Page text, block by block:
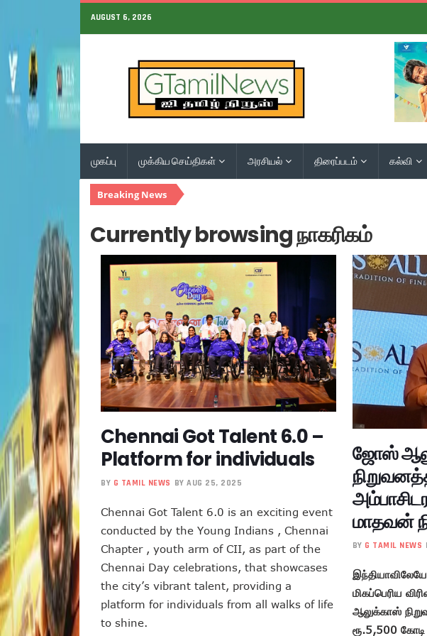
AUGUST 6, 2026
முகப்பு முக்கிய செய்திகள் அரசியல் திரைப்படம் கல்வி
Breaking News
Currently browsing நாகரிகம்
Chennai Got Talent 6.0 –
Platform for individuals
BY G TAMIL NEWS BY AUG 25, 2025
Chennai Got Talent 6.0 is an exciting event
conducted by the Young Indians , Chennai
Chapter , youth arm of CII, as part of the
Chennai Day celebrations, that showcases
the city’s vibrant talent, providing a
platform for individuals from all walks of life
to shine.
ஜோஸ்
மாதவன்
BY G TAMIL NEWS
மிகப்பெரிய
ஆலுக்காஸ்
ரூ.5,500 கோடி